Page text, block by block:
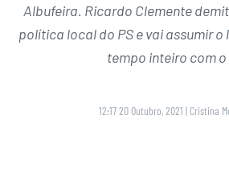
Albufeira. Ricardo Clemente
política local do PS e vai assumir o
tempo inteiro com o
12:17 20 Outubro, 2021 | Cristina